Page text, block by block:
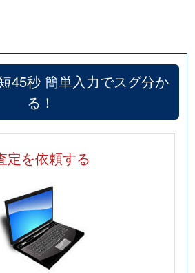
45秒 簡単入力でスグ分か
る！
定を依頼する